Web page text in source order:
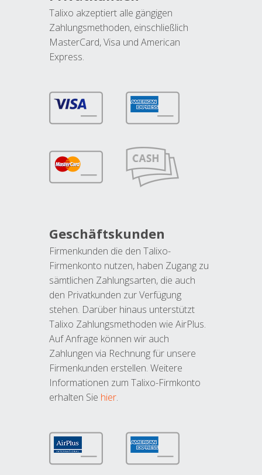
Talixo akzeptiert alle gängigen
Zahlungsmethoden, einschließlich
MasterCard, Visa und American
Express.
Geschäftskunden
Firmenkunden die den Talixo-
Firmenkonto nutzen, haben Zugang zu
sämtlichen Zahlungsarten, die auch
den Privatkunden zur Verfügung
stehen. Darüber hinaus unterstützt
Talixo Zahlungsmethoden wie AirPlus.
Auf Anfrage können wir auch
Zahlungen via Rechnung für unsere
Firmenkunden erstellen. Weitere
Informationen zum Talixo-Firmkonto
erhalten Sie hier.